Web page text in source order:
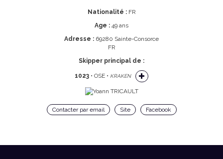
Nationalité :FR
Age : 49 ans
Adresse : 69280 Sainte-Consorce
FR
Skipper principal de :
1023 • OSE • KRAKEN
Contacter par email Site Facebook